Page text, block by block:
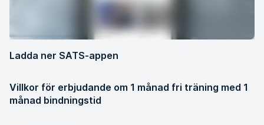
Ladda ner SATS-appen
Villkor för erbjudande om 1 månad fri träning med 1
månad bindningstid